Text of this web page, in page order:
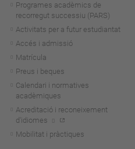
Programes acadèmics de
recorregut successiu (PARS)
Activitats per a futur estudiantat
Accés i admissió
Matrícula
Preus i beques
Calendari i normatives
acadèmiques
Acreditació i reconeixement
d'idiomes
Mobilitat i pràctiques